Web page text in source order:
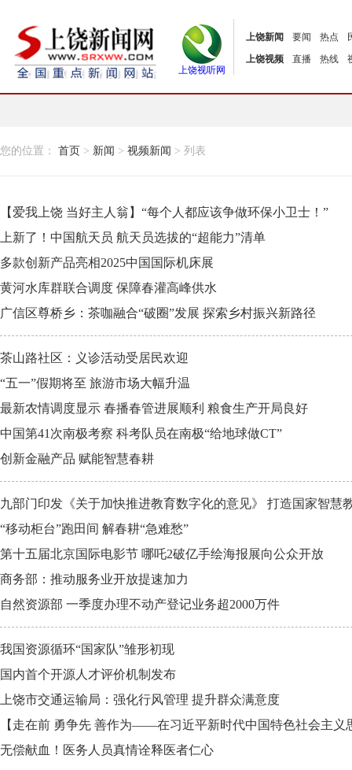
上饶视听网
上饶新闻 要闻 热点
上饶视频
直播 热线
您的位置： 首页 > 新闻 > 视频新闻 > 列表
【爱我上饶 当好主人翁】“每个人都应该争做环保小卫士！”
上新了！中国航天员 航天员选拔的“超能力”清单
多款创新产品亮相2025中国国际机床展
黄河水库群联合调度 保障春灌高峰供水
广信区尊桥乡：茶咖融合“破圈”发展 探索乡村振兴新路径
茶山路社区：义诊活动受居民欢迎
“五一”假期将至 旅游市场大幅升温
最新农情调度显示 春播春管进展顺利 粮食生产开局良好
中国第41次南极考察 科考队员在南极“给地球做CT”
创新金融产品 赋能智慧春耕
九部门印发《关于加快推进教育数字化的意见》 打造国家智慧
“移动柜台”跑田间 解春耕“急难愁”
第十五届北京国际电影节 哪吒2破亿手绘海报展向公众开放
商务部：推动服务业开放提速加力
自然资源部 一季度办理不动产登记业务超2000万件
我国资源循环“国家队”雏形初现
国内首个开源人才评价机制发布
上饶市交通运输局：强化行风管理 提升群众满意度
【走在前 勇争先 善作为——在习近平新时代中国特色社会主义
无偿献血！医务人员真情诠释医者仁心